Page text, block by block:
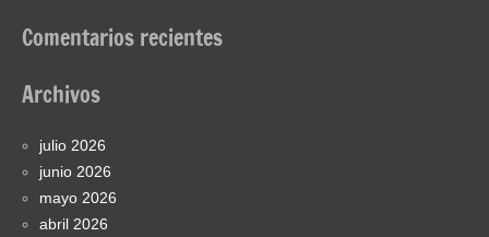
Comentarios recientes
Archivos
julio 2026
junio 2026
mayo 2026
abril 2026